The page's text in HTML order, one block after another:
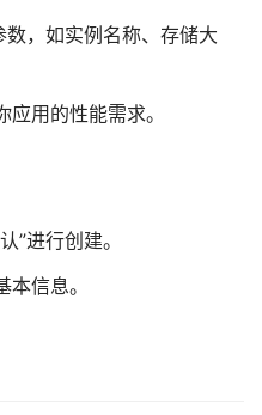
数，如实例名称、存储大
用的性能需求。
”进行创建。
信息。